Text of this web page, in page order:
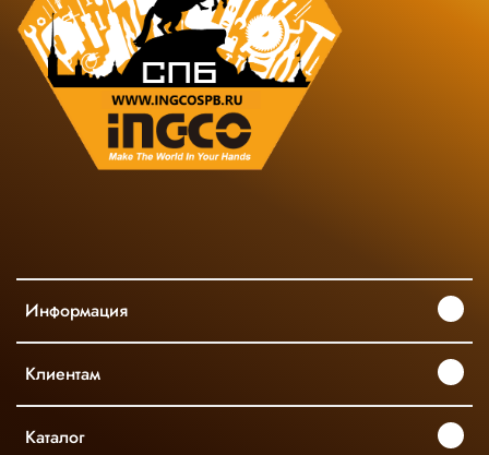
Информация
Клиентам
Каталог